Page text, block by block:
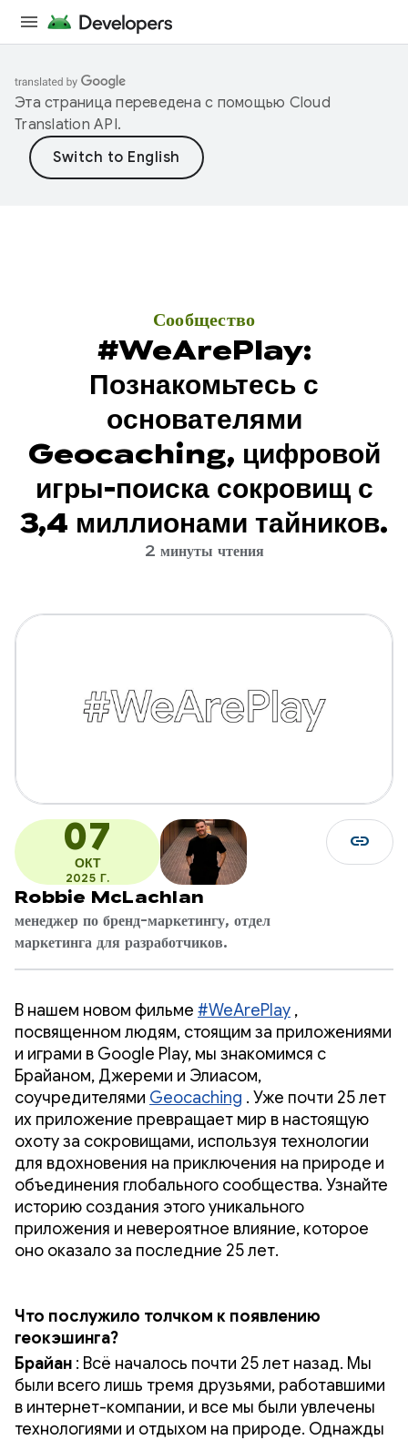
Эта страница переведена с помощью Cloud
Translation API.
Сообщество
#WeArePlay:
Познакомьтесь с
основателями
Geocaching, цифровой
игры-поиска сокровищ с
3,4 миллионами тайников.
2 минуты чтения
07
ОКТ
2025 Г.
Robbie McLachlan
менеджер по бренд-маркетингу, отдел
маркетинга для разработчиков.
link
В нашем новом фильме #WeArePlay ,
посвященном людям, стоящим за приложениями
и играми в Google Play, мы знакомимся с
Брайаном, Джереми и Элиасом,
соучредителями Geocaching . Уже почти 25 лет
их приложение превращает мир в настоящую
охоту за сокровищами, используя технологии
для вдохновения на приключения на природе и
объединения глобального сообщества. Узнайте
историю создания этого уникального
приложения и невероятное влияние, которое
оно оказало за последние 25 лет.
Что послужило толчком к появлению
геокэшинга?
Брайан : Всё началось почти 25 лет назад. Мы
были всего лишь тремя друзьями, работавшими
в интернет-компании, и все мы были увлечены
технологиями и отдыхом на природе. Однажды